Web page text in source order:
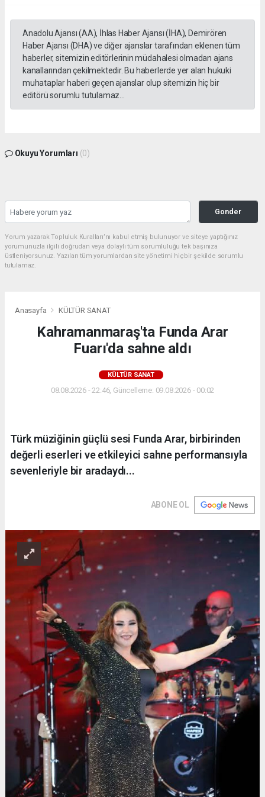
Anadolu Ajansı (AA), İhlas Haber Ajansı (İHA), Demirören
Haber Ajansı (DHA) ve diğer ajanslar tarafından eklenen tüm
haberler, sitemizin editörlerinin müdahalesi olmadan ajans
kanallarından çekilmektedir. Bu haberlerde yer alan hukuki
muhataplar haberi geçen ajanslar olup sitemizin hiç bir
editörü sorumlu tutulamaz...
Okuyu Yorumları (0)
Gonder
Yorum yazarak Topluluk Kuralları’nı kabul etmiş bulunuyor ve siteye yaptığınız
yorumunuzla ilgili doğrudan veya dolaylı tüm sorumluluğu tek başınıza
üstleniyorsunuz. Yazılan tüm yorumlardan site yönetimi hiçbir şekilde sorumlu
tutulamaz.
Anasayfa KÜLTÜR SANAT
Kahramanmaraş'ta Funda Arar
Fuarı'da sahne aldı
KÜLTÜR SANAT
08.08.2026 - 22:46, Güncelleme: 09.08.2026 - 00:02
Türk müziğinin güçlü sesi Funda Arar, birbirinden
değerli eserleri ve etkileyici sahne performansıyla
sevenleriyle bir aradaydı...
ABONE OL